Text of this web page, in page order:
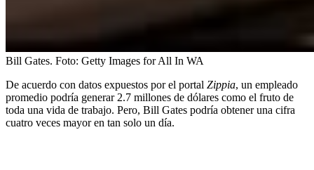
Bill Gates. Foto: Getty Images for All In WA
De acuerdo con datos expuestos por el portal Zippia, un empleado
promedio podría generar 2.7 millones de dólares como el fruto de
toda una vida de trabajo. Pero, Bill Gates podría obtener una cifra
cuatro veces mayor en tan solo un día.